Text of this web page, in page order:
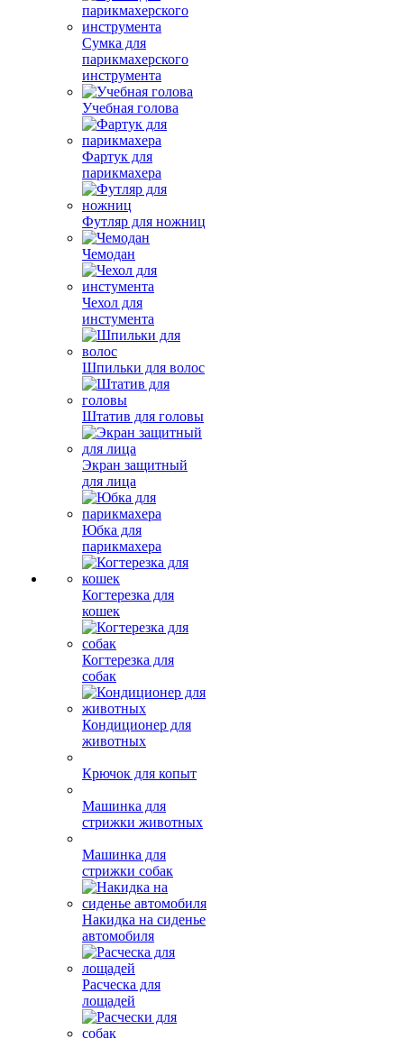
Сумка для
парикмахерского
инструмента
Учебная голова
Фартук для
парикмахера
Футляр для ножниц
Чемодан
Чехол для
инстумента
Шпильки для волос
Штатив для головы
Экран защитный
для лица
Юбка для
парикмахера
Когтерезка для
кошек
Когтерезка для
собак
Кондиционер для
животных
Крючок для копыт
Машинка для
стрижки животных
Машинка для
стрижки собак
Накидка на сиденье
автомобиля